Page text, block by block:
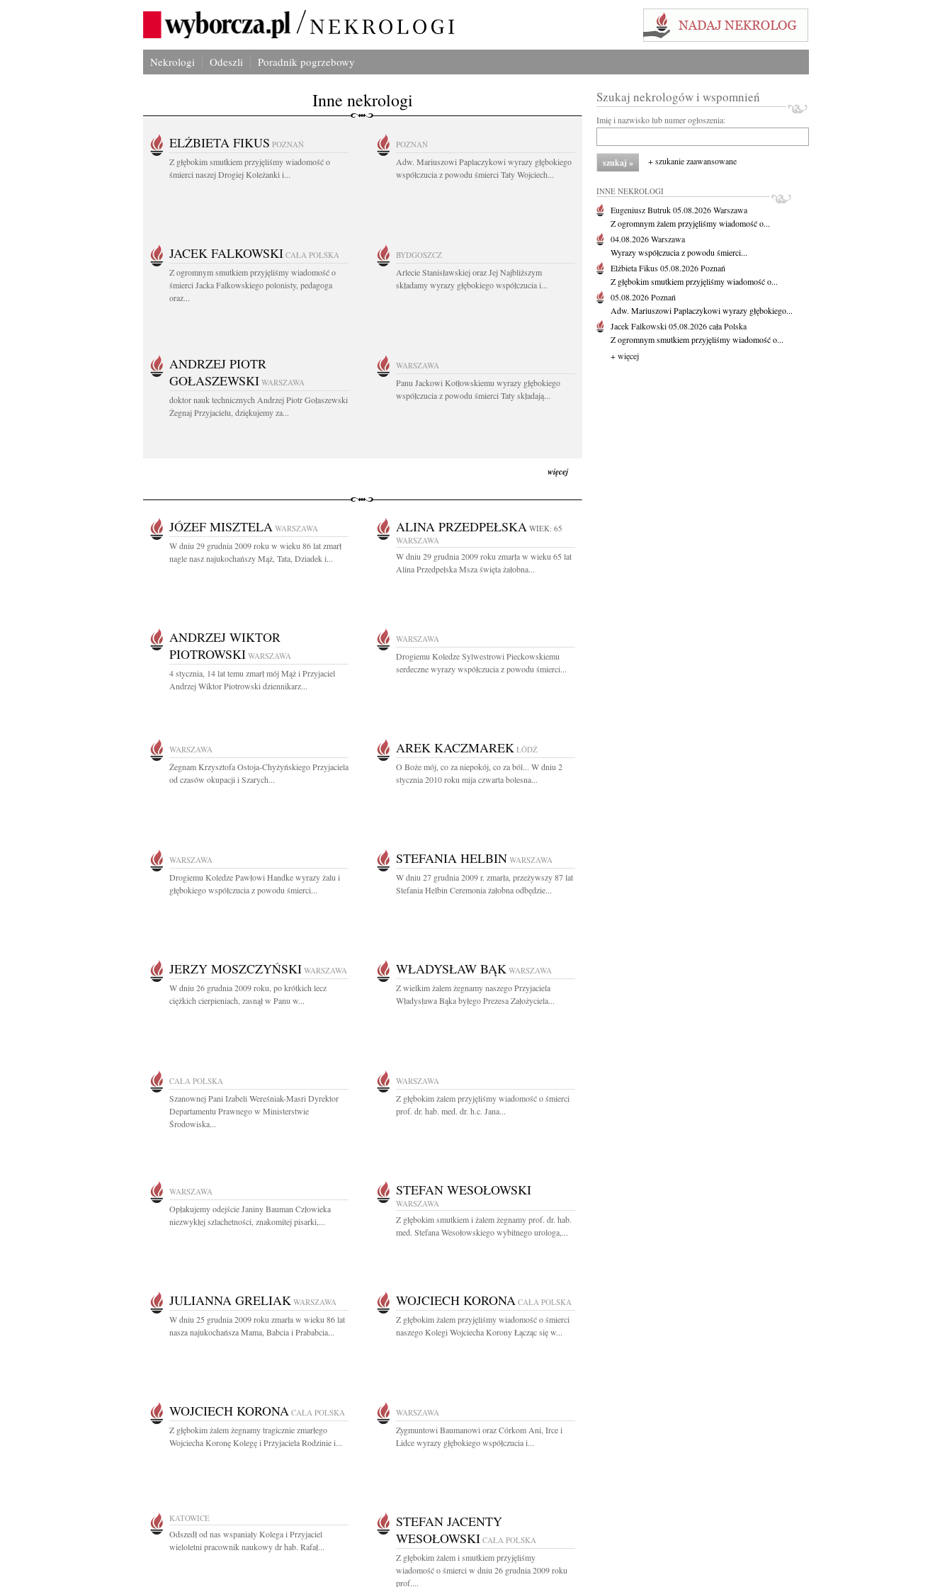
Nekrologi Odeszli Poradnik pogrzebowy
Inne nekrologi
ELŻBIETA FIKUS POZNAŃ
Z głębokim smutkiem przyjęliśmy wiadomość o
śmierci naszej Drogiej Koleżanki i...
POZNAŃ
Adw. Mariuszowi Paplaczykowi wyrazy głębokiego
współczucia z powodu śmierci Taty Wojciech...
JACEK FALKOWSKI CAŁA POLSKA
Z ogromnym smutkiem przyjęliśmy wiadomość o
śmierci Jacka Falkowskiego polonisty, pedagoga
oraz...
BYDGOSZCZ
Arlecie Stanisławskiej oraz Jej Najbliższym
składamy wyrazy głębokiego współczucia i...
ANDRZEJ PIOTR
GOŁASZEWSKI WARSZAWA
doktor nauk technicznych Andrzej Piotr Gołaszewski
Żegnaj Przyjacielu, dziękujemy za...
WARSZAWA
Panu Jackowi Kotłowskiemu wyrazy głębokiego
współczucia z powodu śmierci Taty składają...
więcej
JÓZEF MISZTELA WARSZAWA
W dniu 29 grudnia 2009 roku w wieku 86 lat zmarł
nagle nasz najukochańszy Mąż, Tata, Dziadek i...
ALINA PRZEDPEŁSKA WIEK: 65
WARSZAWA
W dniu 29 grudnia 2009 roku zmarła w wieku 65 lat
Alina Przedpełska Msza święta żałobna...
ANDRZEJ WIKTOR
PIOTROWSKI WARSZAWA
4 stycznia, 14 lat temu zmarł mój Mąż i Przyjaciel
Andrzej Wiktor Piotrowski dziennikarz...
WARSZAWA
Drogiemu Koledze Sylwestrowi Pieckowskiemu
serdeczne wyrazy współczucia z powodu śmierci...
WARSZAWA
Żegnam Krzysztofa Ostoja-Chyżyńskiego Przyjaciela
od czasów okupacji i Szarych...
AREK KACZMAREK ŁÓDŹ
O Boże mój, co za niepokój, co za ból... W dniu 2
stycznia 2010 roku mija czwarta bolesna...
WARSZAWA
Drogiemu Koledze Pawłowi Handke wyrazy żalu i
głębokiego współczucia z powodu śmierci...
STEFANIA HELBIN WARSZAWA
W dniu 27 grudnia 2009 r. zmarła, przeżywszy 87 lat
Stefania Helbin Ceremonia żałobna odbędzie...
JERZY MOSZCZYŃSKI WARSZAWA
W dniu 26 grudnia 2009 roku, po krótkich lecz
ciężkich cierpieniach, zasnął w Panu w...
WŁADYSŁAW BĄK WARSZAWA
Z wielkim żalem żegnamy naszego Przyjaciela
Władysława Bąka byłego Prezesa Założyciela...
CAŁA POLSKA
Szanownej Pani Izabeli Wereśniak-Masri Dyrektor
Departamentu Prawnego w Ministerstwie
Środowiska...
WARSZAWA
Z głębokim żalem przyjęliśmy wiadomość o śmierci
prof. dr. hab. med. dr. h.c. Jana...
WARSZAWA
Opłakujemy odejście Janiny Bauman Człowieka
niezwykłej szlachetności, znakomitej pisarki,...
STEFAN WESOŁOWSKI
WARSZAWA
Z głębokim smutkiem i żalem żegnamy prof. dr. hab.
med. Stefana Wesołowskiego wybitnego urologa,...
JULIANNA GRELIAK WARSZAWA
W dniu 25 grudnia 2009 roku zmarła w wieku 86 lat
nasza najukochańsza Mama, Babcia i Prababcia...
WOJCIECH KORONA CAŁA POLSKA
Z głębokim żalem przyjęliśmy wiadomość o śmierci
naszego Kolegi Wojciecha Korony Łącząc się w...
WOJCIECH KORONA CAŁA POLSKA
Z głębokim żalem żegnamy tragicznie zmarłego
Wojciecha Koronę Kolegę i Przyjaciela Rodzinie i...
WARSZAWA
Zygmuntowi Baumanowi oraz Córkom Ani, Irce i
Lidce wyrazy głębokiego współczucia i...
KATOWICE
Odszedł od nas wspaniały Kolega i Przyjaciel
wieloletni pracownik naukowy dr hab. Rafał...
STEFAN JACENTY
WESOŁOWSKI CAŁA POLSKA
Z głębokim żalem i smutkiem przyjęliśmy
wiadomość o śmierci w dniu 26 grudnia 2009 roku
prof....
Szukaj nekrologów i wspomnień
Imię i nazwisko lub numer ogłoszenia:
+ szukanie zaawansowane
INNE NEKROLOGI
Eugeniusz Butruk05.08.2026Warszawa
Z ogromnym żalem przyjęliśmy wiadomość o...
04.08.2026Warszawa
Wyrazy współczucia z powodu śmierci...
Elżbieta Fikus05.08.2026Poznań
Z głębokim smutkiem przyjęliśmy wiadomość o...
05.08.2026Poznań
Adw. Mariuszowi Paplaczykowi wyrazy głębokiego...
Jacek Falkowski05.08.2026cała Polska
Z ogromnym smutkiem przyjęliśmy wiadomość o...
+ więcej